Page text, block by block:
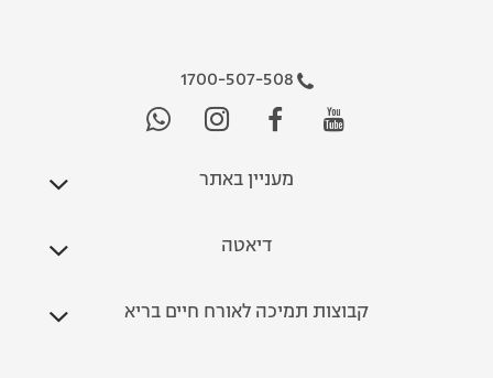
1700-507-508
מעניין באתר
דיאטה
קבוצות תמיכה לאורח חיים בריא